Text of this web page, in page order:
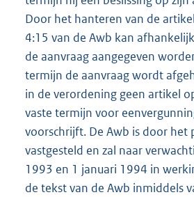
Door het hanteren van de
4:15 van de Awb kan
de aanvraag aangegeven
termijn de aanvraag wordt
in de verordening geen artikel
vaste termijn voor
voorschrijft. De Awb is door het
vastgesteld en zal naar
1993 en 1 januari 1994 in
de tekst van de Awb inmiddels